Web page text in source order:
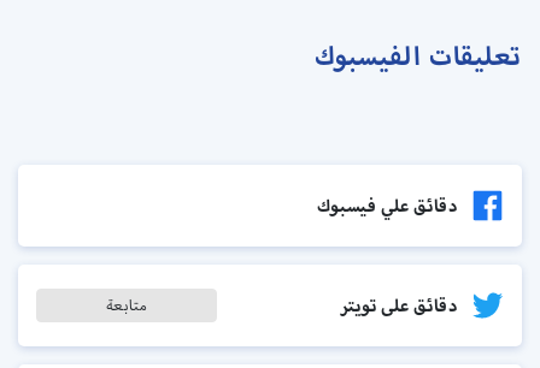
تعليقات الفيسبوك
دقائق علي فيسبوك
دقائق على تويتر متابعة